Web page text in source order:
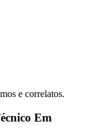
e correlatos.
Em